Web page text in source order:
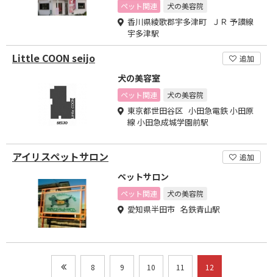
ペット関連 犬の美容院
香川県綾歌郡宇多津町 ＪＲ 予讃線
宇多津駅
Little COON seijo 追加
犬の美容室
ペット関連 犬の美容院
東京都世田谷区 小田急電鉄 小田原
線 小田急成城学園前駅
アイリスペットサロン 追加
ペットサロン
ペット関連 犬の美容院
愛知県半田市 名鉄青山駅
8 9 10 11 12